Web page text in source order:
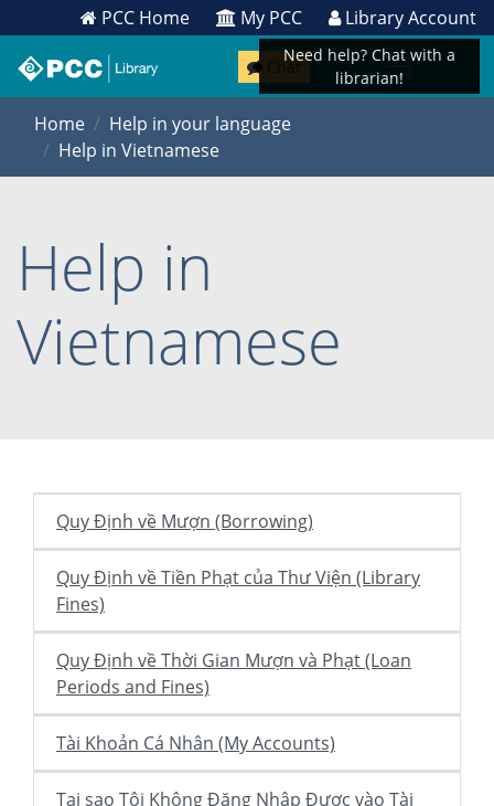
PCC Home My PCC Library Account
Chat
Home
Help in your language
Help in Vietnamese
Help in
Vietnamese
Quy Định về Mượn (Borrowing)
Quy Định về Tiền Phạt của Thư Viện (Library
Fines)
Quy Định về Thời Gian Mượn và Phạt (Loan
Periods and Fines)
Tài Khoản Cá Nhân (My Accounts)
Tại sao Tôi Không Đăng Nhập Được vào Tài
Need help? Chat with a
librarian!